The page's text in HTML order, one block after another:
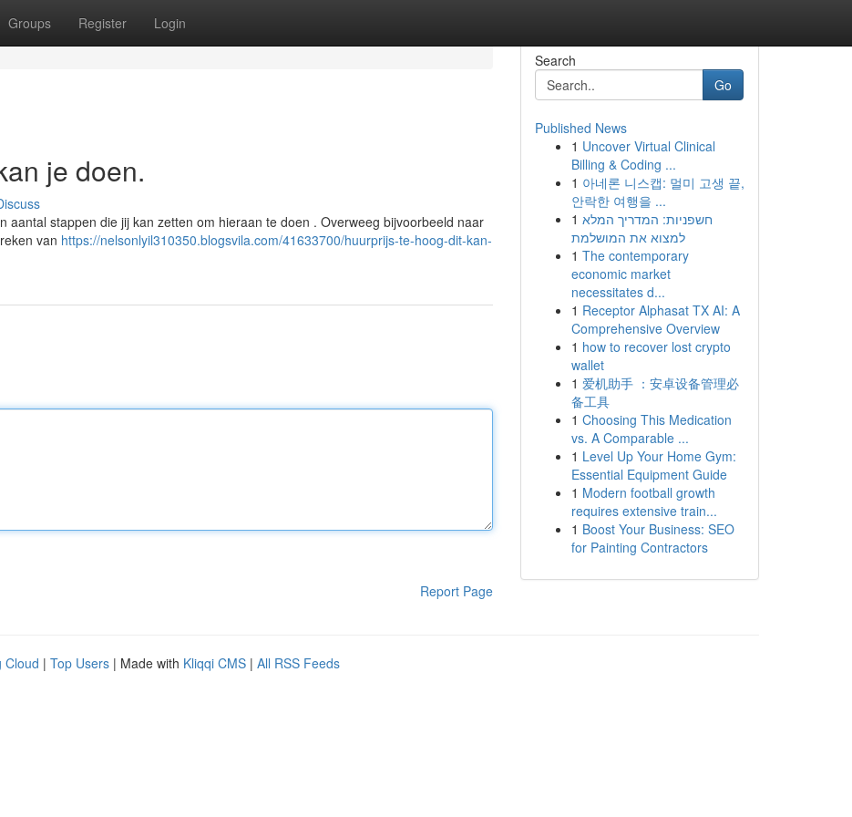
Groups Register Login
je doen.
aantal stappen die jij kan zetten om hieraan te doen . Overweeg bijvoorbeeld naar
van https://nelsonlyil310350.blogsvila.com/41633700/huurprijs-te-hoog-dit-kan-
Report Page
Search
Go
Published News
1 Uncover Virtual Clinical
Billing & Coding ...
1 아네론 니스캡: 멀미 고생 끝,
안락한 여행을 ...
1 חשפניות: המדריך המלא
למצוא את המושלמת
1 The contemporary
economic market
necessitates d...
1 Receptor Alphasat TX AI: A
Comprehensive Overview
1 how to recover lost crypto
wallet
1 爱机助手 ：安卓设备管理必
备工具
1 Choosing This Medication
vs. A Comparable ...
1 Level Up Your Home Gym:
Essential Equipment Guide
1 Modern football growth
requires extensive train...
1 Boost Your Business: SEO
for Painting Contractors
Cloud | Top Users | Made with Kliqqi CMS | All RSS Feeds